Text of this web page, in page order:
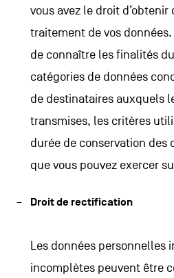
vous avez le droit
traitement de vos
de connaître les finalités
catégories de données
de destinataires auxquels
transmises, les critères
durée de conservation des
que vous pouvez exercer
Droit de rectification
Les données personnelles
incomplètes peuvent être